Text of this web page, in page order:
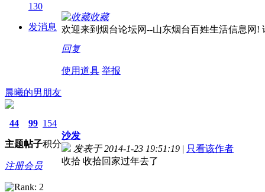
130
发消息
收藏
欢迎来到烟台论坛网--山东烟台百姓生活信息网!
回复
使用道具 举报
晨曦的男朋友
44
主题
99
帖子
154
积分
注册会员
沙发
发表于 2014-1-23 19:51:19 | 只看该作者
收拾 收拾回家过年去了